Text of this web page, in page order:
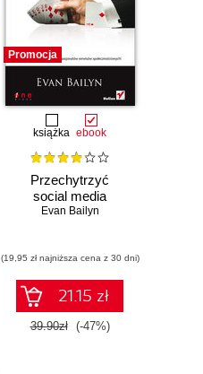
Promocja
książka ebook
Przechytrzyć
social media
Evan Bailyn
(19,95 zł najniższa cena z 30 dni)
21.15 zł
39.90zł (-47%)